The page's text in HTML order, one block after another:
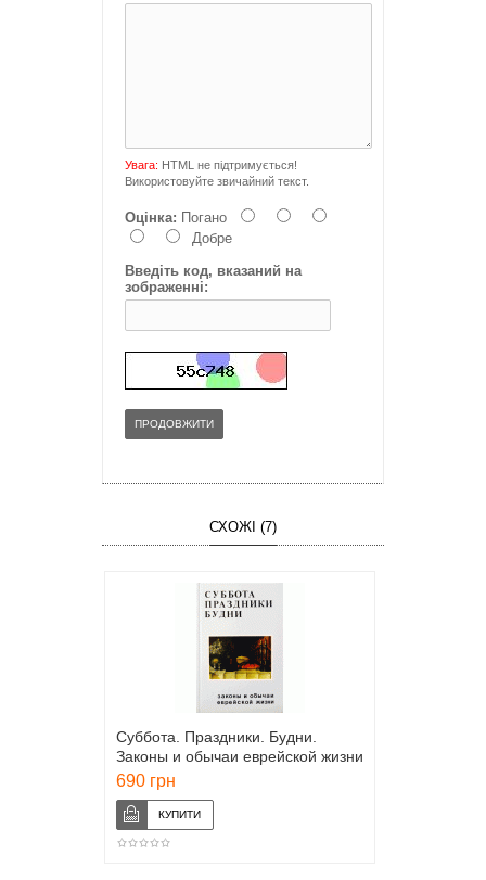
Увага: HTML не підтримується!
Використовуйте звичайний текст.
Оцінка: Погано
Добре
Введіть код, вказаний на
зображенні:
ПРОДОВЖИТИ
СХОЖІ (7)
Суббота. Праздники. Будни.
Законы и обычаи еврейской жизни
(Зеев Гринвальд)
690 грн